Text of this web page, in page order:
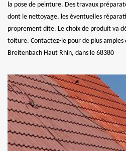
la pose de peinture. Des travaux
dont le nettoyage, les éventuelles
proprement dite. Le choix de produit va
toiture. Contactez-le pour de plus amples
Breitenbach Haut Rhin, dans le 68380